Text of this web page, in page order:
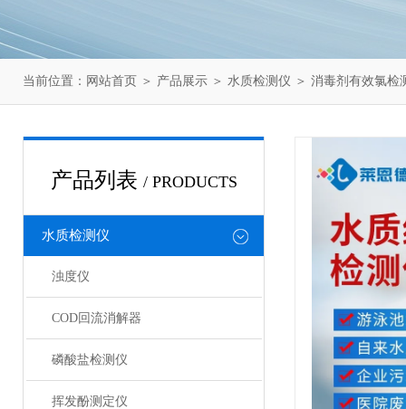
当前位置： 网站首页 ＞ 产品展示 ＞ 水质检测仪 ＞ 消毒剂有效氯检
产品列表 / PRODUCTS
水质检测仪
浊度仪
COD回流消解器
磷酸盐检测仪
挥发酚测定仪